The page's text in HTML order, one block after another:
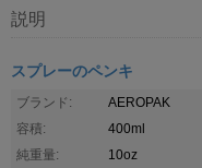
説明
スプレーのペンキ
ブランド:
AEROPAK
容積:
400ml
純重量:
10oz